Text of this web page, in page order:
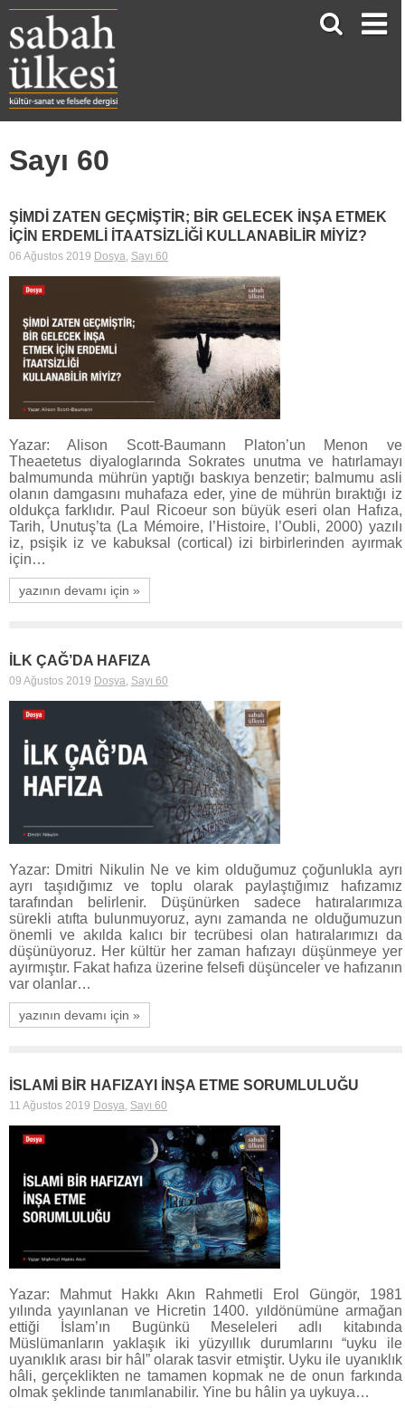
Sayı 60
ŞİMDİ ZATEN GEÇMİŞTİR; BİR GELECEK İNŞA ETMEK
İÇİN ERDEMLİ İTAATSİZLİĞİ KULLANABİLİR MİYİZ?
06 Ağustos 2019 Dosya, Sayı 60
Yazar: Alison Scott-Baumann Platon’un Menon ve
Theaetetus diyaloglarında Sokrates unutma ve hatırlamayı
balmumunda mührün yaptığı baskıya benzetir; balmumu asli
olanın damgasını muhafaza eder, yine de mührün bıraktığı iz
oldukça farklıdır. Paul Ricoeur son büyük eseri olan Hafıza,
Tarih, Unutuş’ta (La Mémoire, l’Histoire, l’Oubli, 2000) yazılı
iz, psişik iz ve kabuksal (cortical) izi birbirlerinden ayırmak
için…
yazının devamı için »
İLK ÇAĞ’DA HAFIZA
09 Ağustos 2019 Dosya, Sayı 60
Yazar: Dmitri Nikulin Ne ve kim olduğumuz çoğunlukla ayrı
ayrı taşıdığımız ve toplu olarak paylaştığımız hafızamız
tarafından belirlenir. Düşünürken sadece hatıralarımıza
sürekli atıfta bulunmuyoruz, aynı zamanda ne olduğumuzun
önemli ve akılda kalıcı bir tecrübesi olan hatıralarımızı da
düşünüyoruz. Her kültür her zaman hafızayı düşünmeye yer
ayırmıştır. Fakat hafıza üzerine felsefi düşünceler ve hafızanın
var olanlar…
yazının devamı için »
İSLAMİ BİR HAFIZAYI İNŞA ETME SORUMLULUĞU
11 Ağustos 2019 Dosya, Sayı 60
Yazar: Mahmut Hakkı Akın Rahmetli Erol Güngör, 1981
yılında yayınlanan ve Hicretin 1400. yıldönümüne armağan
ettiği İslam’ın Bugünkü Meseleleri adlı kitabında
Müslümanların yaklaşık iki yüzyıllık durumlarını “uyku ile
uyanıklık arası bir hâl” olarak tasvir etmiştir. Uyku ile uyanıklık
hâli, gerçeklikten ne tamamen kopmak ne de onun farkında
olmak şeklinde tanımlanabilir. Yine bu hâlin ya uykuya…